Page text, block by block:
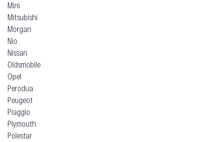
Mini
Mitsubishi
Morgan
Nio
Nissan
Oldsmobile
Opel
Perodua
Peugeot
Piaggio
Plymouth
Polestar